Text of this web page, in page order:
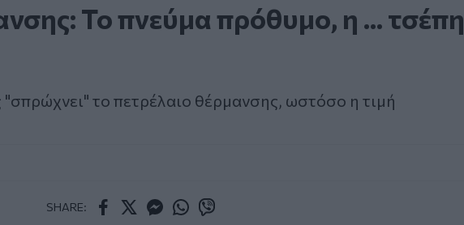
Το πνεύμα πρόθυμο, η ... τσέπη
το πετρέλαιο θέρμανσης, ωστόσο η τιμή
SHARE: